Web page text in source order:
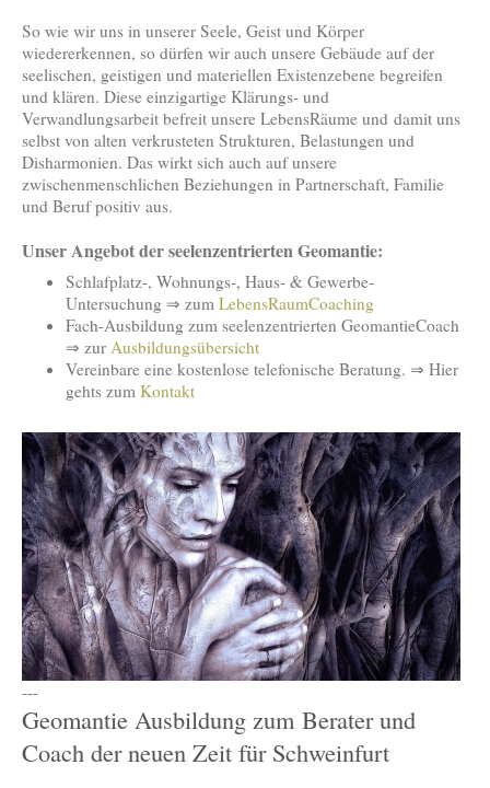
So wie wir uns in unserer Seele, Geist und Körper
wiedererkennen, so dürfen wir auch unsere Gebäude auf der
seelischen, geistigen und materiellen Existenzebene begreifen
und klären. Diese einzigartige Klärungs- und
Verwandlungsarbeit befreit unsere LebensRäume und damit uns
selbst von alten verkrusteten Strukturen, Belastungen und
Disharmonien. Das wirkt sich auch auf unsere
zwischenmenschlichen Beziehungen in Partnerschaft, Familie
und Beruf positiv aus.
Unser Angebot der seelenzentrierten Geomantie:
Schlafplatz-, Wohnungs-, Haus- & Gewerbe-
Untersuchung ⇒ zum LebensRaumCoaching
Fach-Ausbildung zum seelenzentrierten GeomantieCoach
⇒ zur Ausbildungsübersicht
Vereinbare eine kostenlose telefonische Beratung. ⇒ Hier
gehts zum Kontakt
---
Geomantie Ausbildung zum Berater und
Coach der neuen Zeit für Schweinfurt